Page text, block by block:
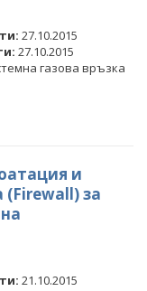
27.10.2015
27.10.2015
газова връзка
и
за
21.10.2015